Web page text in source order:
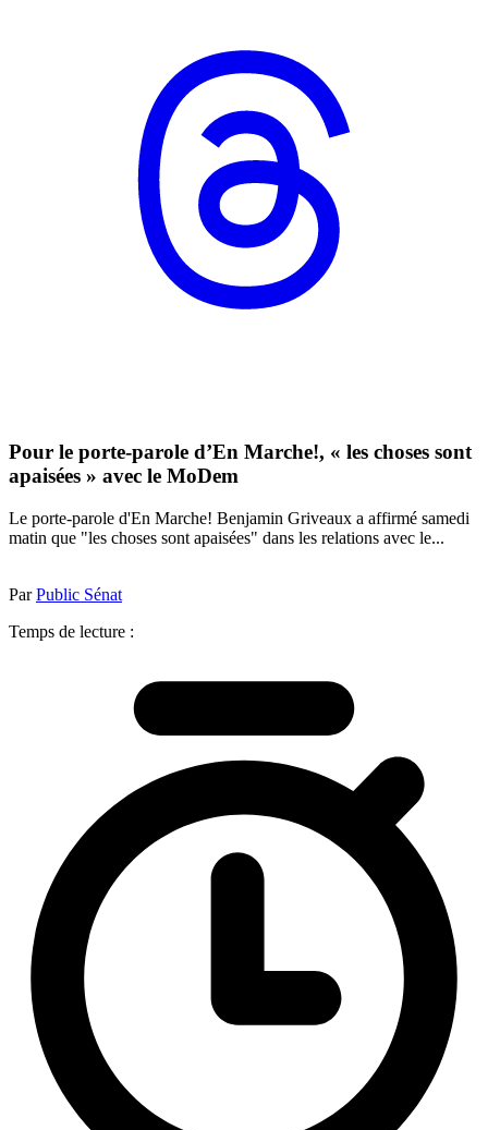
Pour le porte-parole d’En Marche!, « les choses sont
apaisées » avec le MoDem
Le porte-parole d'En Marche! Benjamin Griveaux a affirmé samedi
matin que "les choses sont apaisées" dans les relations avec le...
ParPublic Sénat
Temps de lecture :